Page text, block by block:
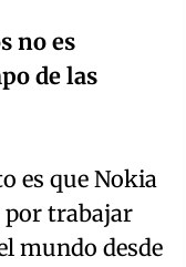
no es
de las
es que Nokia
por trabajar
mundo desde